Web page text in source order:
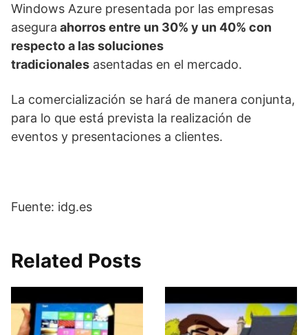
Windows Azure presentada por las empresas
asegura ahorros entre un 30% y un 40% con
respecto a las soluciones
tradicionales asentadas en el mercado.
La comercialización se hará de manera conjunta,
para lo que está prevista la realización de
eventos y presentaciones a clientes.
Fuente: idg.es
Related Posts